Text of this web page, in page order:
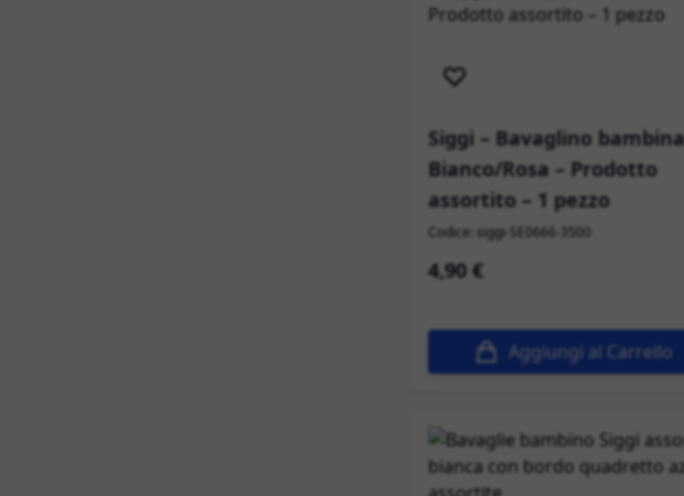
Siggi – Bavaglino
Bianco/Rosa – Prodotto
assortito – 1 pezzo
Codice: siggi-SE0666-3500
4,90 €
Aggiungi al Carrello